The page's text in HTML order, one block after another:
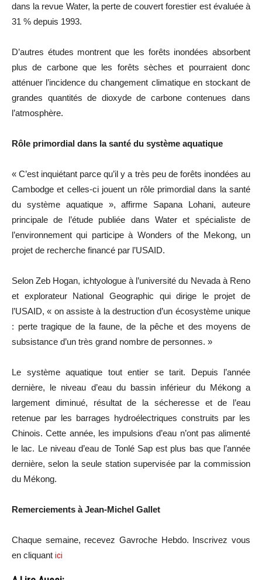
dans la revue Water, la perte de couvert forestier est évaluée à
31 % depuis 1993.
D’autres études montrent que les forêts inondées absorbent
plus de carbone que les forêts sèches et pourraient donc
atténuer l’incidence du changement climatique en stockant de
grandes quantités de dioxyde de carbone contenues dans
l’atmosphère.
Rôle primordial dans la santé du système aquatique
« C’est inquiétant parce qu’il y a très peu de forêts inondées au
Cambodge et celles-ci jouent un rôle primordial dans la santé
du système aquatique », affirme Sapana Lohani, auteure
principale de l’étude publiée dans Water et spécialiste de
l’environnement qui participe à Wonders of the Mekong, un
projet de recherche financé par l’USAID.
Selon Zeb Hogan, ichtyologue à l’université du Nevada à Reno
et explorateur National Geographic qui dirige le projet de
l’USAID, « on assiste à la destruction d’un écosystème unique
: perte tragique de la faune, de la pêche et des moyens de
subsistance d’un très grand nombre de personnes. »
Le système aquatique tout entier se tarit. Depuis l’année
dernière, le niveau d’eau du bassin inférieur du Mékong a
largement diminué, résultat de la sécheresse et de l’eau
retenue par les barrages hydroélectriques construits par les
Chinois. Cette année, les impulsions d’eau n’ont pas alimenté
le lac. Le niveau d’eau de Tonlé Sap est plus bas que l’année
dernière, selon la seule station supervisée par la commission
du Mékong.
Remerciements à Jean-Michel Gallet
Chaque semaine, recevez Gavroche Hebdo. Inscrivez vous
en cliquant ici